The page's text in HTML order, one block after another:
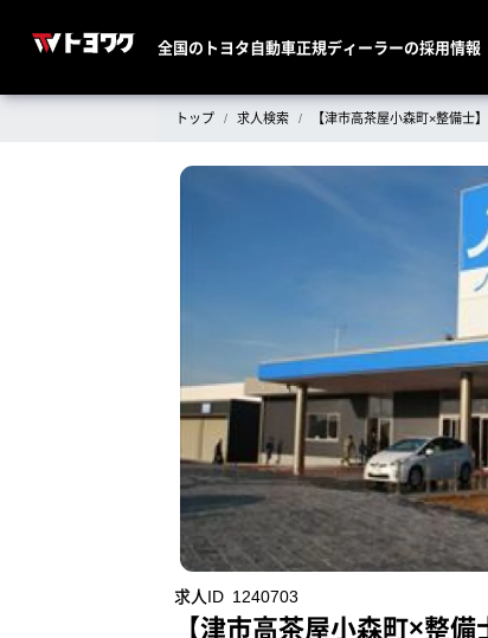
全国のトヨタ自動車正規ディーラーの採用情報
トップ 求人検索 【津市高茶屋小森町×整備士
求人ID 1240703
【津市高茶屋小森町×整